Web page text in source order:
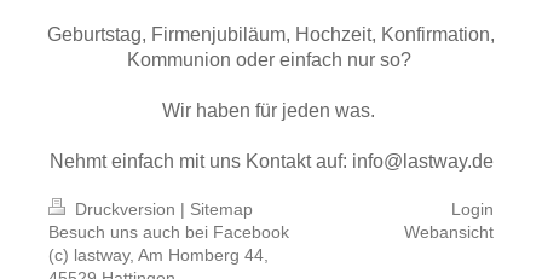
Geburtstag, Firmenjubiläum, Hochzeit, Konfirmation,
Kommunion oder einfach nur so?
Wir haben für jeden was.
Nehmt einfach mit uns Kontakt auf: info@lastway.de
Druckversion | Sitemap
Besuch uns auch bei Facebook
(c) lastway, Am Homberg 44,
Login
Webansicht